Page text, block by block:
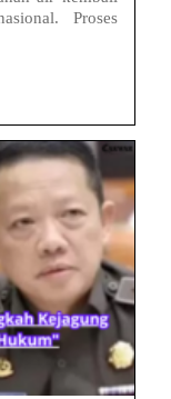
Proses